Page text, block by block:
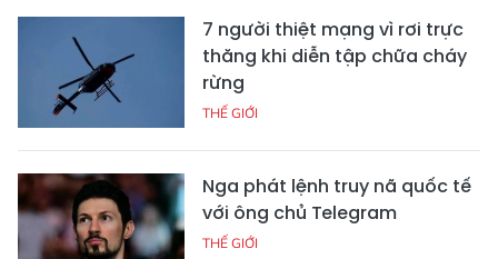
7 người thiệt mạng vì rơi trực
thăng khi diễn tập chữa cháy
rừng
THẾ GIỚI
Nga phát lệnh truy nã quốc tế
với ông chủ Telegram
THẾ GIỚI